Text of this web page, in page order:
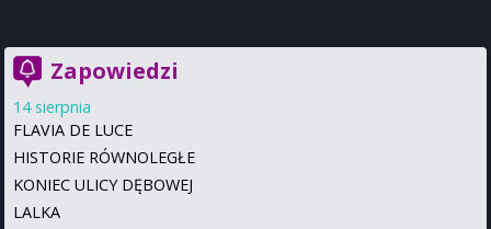
Zapowiedzi
14 sierpnia
FLAVIA DE LUCE
HISTORIE RÓWNOLEGŁE
KONIEC ULICY DĘBOWEJ
LALKA